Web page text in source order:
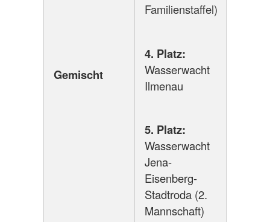
Gemischt
Familienstaffel)
4. Platz:
Wasserwacht
Ilmenau
5. Platz:
Wasserwacht
Jena-
Eisenberg-
Stadtroda (2.
Mannschaft)